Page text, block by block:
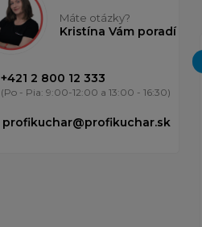
Máte otázky?
Kristína Vám poradí
+421 2 800 12 333
(Po - Pia: 9:00-12:00 a 13:00 - 16:30)
profikuchar@profikuchar.sk